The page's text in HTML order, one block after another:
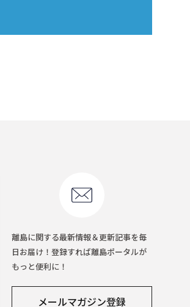
離島に関する最新情報＆更新記事を毎
日お届け！登録すれば離島ポータルが
もっと便利に！
メールマガジン登録